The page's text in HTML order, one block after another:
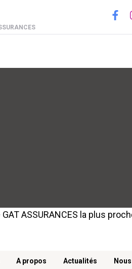
ASSURANCES la plus
A propos Actualités